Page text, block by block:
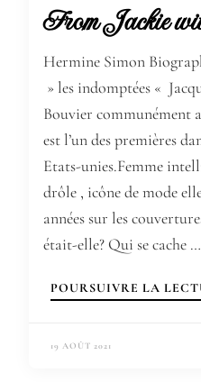
From Jackie
Hermine Simon
» les indomptées «
Bouvier communément
est l’un des premières
Etats-unies.Femme
drôle , icône de mode
années sur les
était-elle? Qui se cache …
POURSUIVRE LA
19 AOÛT 2021